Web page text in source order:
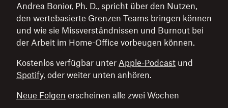
Andrea Bonior, Ph. D., spricht über den Nutzen,
den wertebasierte Grenzen Teams bringen können
und wie sie Missverständnissen und Burnout bei
der Arbeit im Home-Office vorbeugen können.
Kostenlos verfügbar unter Apple-Podcast und
Spotify, oder weiter unten anhören.
Neue Folgen erscheinen alle zwei Wochen